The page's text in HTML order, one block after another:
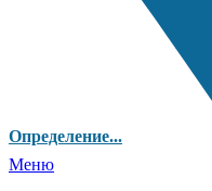
Определение...
Меню